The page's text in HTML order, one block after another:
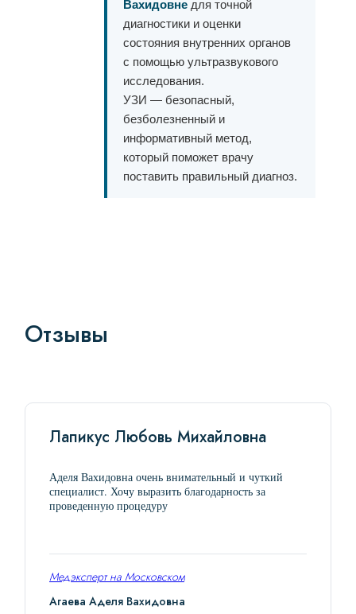
Вахидовне для точной
диагностики и оценки
состояния внутренних органов
с помощью ультразвукового
исследования.
УЗИ — безопасный,
безболезненный и
информативный метод,
который поможет врачу
поставить правильный диагноз.
Отзывы
Лапикус Любовь Михайловна
Аделя Вахидовна очень внимательный и чуткий
специалист. Хочу выразить благодарность за
проведенную процедуру
Медэксперт на Московском
Агаева Аделя Вахидовна